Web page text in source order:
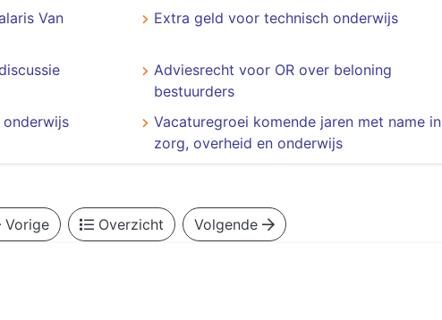
Van
Extra geld voor technisch onderwijs
Adviesrecht voor OR over beloning
bestuurders
Vacaturegroei komende jaren met name in
zorg, overheid en onderwijs
Vorige Overzicht Volgende